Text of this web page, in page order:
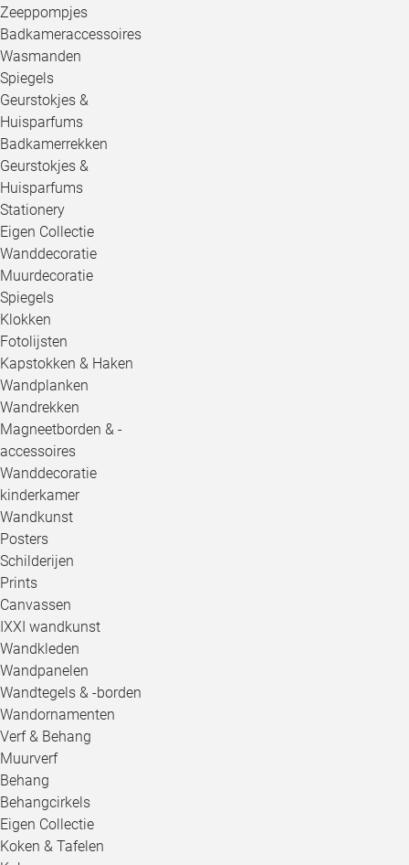
Zeeppompjes
Badkameraccessoires
Wasmanden
Spiegels
Geurstokjes &
Huisparfums
Badkamerrekken
Geurstokjes &
Huisparfums
Stationery
Eigen Collectie
Wanddecoratie
Muurdecoratie
Spiegels
Klokken
Fotolijsten
Kapstokken & Haken
Wandplanken
Wandrekken
Magneetborden & -
accessoires
Wanddecoratie
kinderkamer
Wandkunst
Posters
Schilderijen
Prints
Canvassen
IXXI wandkunst
Wandkleden
Wandpanelen
Wandtegels & -borden
Wandornamenten
Verf & Behang
Muurverf
Behang
Behangcirkels
Eigen Collectie
Koken & Tafelen